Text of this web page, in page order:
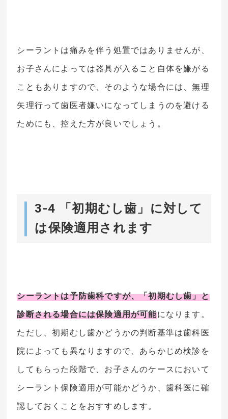
シーラントは痛みを伴う処置ではありませんが、
お子さんによっては器具が入ること自体を嫌がる
こともありますので、そのような場合には、無理
矢理行って歯医者嫌いになってしまうのを避ける
ためにも、控えた方が良いでしょう。
3-4 「初期むし歯」に対して
は保険適用されます
シーラントは予防歯科ですが、「初期むし歯」と
診断される場合には保険適用が可能になります。
ただし、初期むし歯かどうかの判断基準は歯科医
院によっても異なりますので、あらかじめ検診を
してもらった段階で、お子さんのケースにおいて
シーラント保険適用が可能かどうか、歯科医に確
認しておくことをおすすめします。